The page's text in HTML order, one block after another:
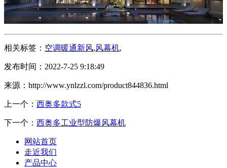
相关标签： 空调暖通新风,风幕机,
发布时间：2022-7-25 9:18:49
来源：http://www.ynlzzl.com/product844836.html
上一个： 西奥多款式5
下一个： 西奥多工业型防爆风幕机
网站首页
走近我们
产品中心